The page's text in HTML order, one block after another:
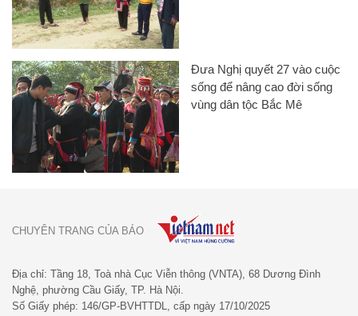
Đưa Nghị quyết 27 vào cuộc
sống để nâng cao đời sống
vùng dân tộc Bắc Mê
Địa chỉ: Tầng 18, Toà nhà Cục Viễn thông (VNTA), 68 Dương Đình
Nghệ, phường Cầu Giấy, TP. Hà Nội.
Số Giấy phép: 146/GP-BVHTTDL, cấp ngày 17/10/2025
CHUYÊN TRANG CỦA BÁO